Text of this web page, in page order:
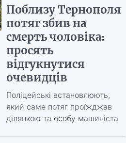
Поблизу Тернополя
потяг збив на
смерть чоловіка:
просять
відгукнутися
очевидців
Поліцейські встановлюють,
який саме потяг проїжджав
ділянкою та особу машиніста